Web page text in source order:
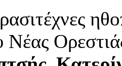
Νέας